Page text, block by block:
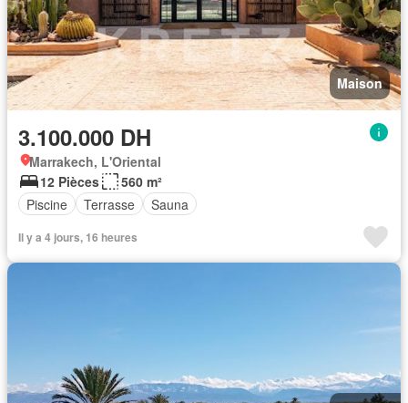
Maison
3.100.000 DH
Marrakech, L'Oriental
12 Pièces
560 m²
Piscine
Terrasse Sauna
Il y a 4 jours, 16 heures